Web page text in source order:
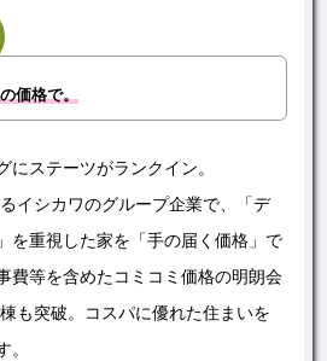
価格で。
にステーツがランクイン。
イシカワのグループ企業で、「デ
を重視した家を「手の届く価格」で
費等を含めたコミコミ価格の明朗会
も突破。コスパに優れた住まいを
。